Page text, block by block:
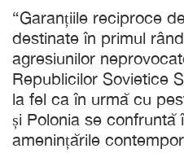
“Garanțiile reciproce
destinate în primul
agresiunilor
Republicilor Sovietice
la fel ca în urmă cu
și Polonia se confruntă
amenințările